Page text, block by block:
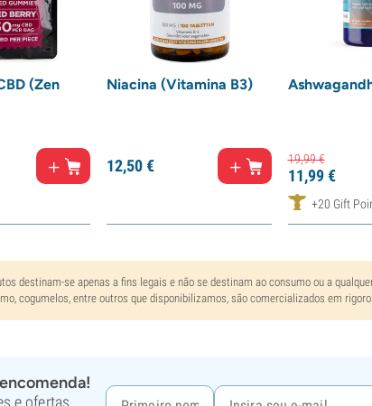
(Zen
Niacina (Vitamina B3)
12,50€ 19,99€
11,99€
+20 Gift
destinam-se apenas a fins legais e não se destinam ao consumo ou a
cogumelos, entre outros que disponibilizamos, são comercializados em
e ofertas